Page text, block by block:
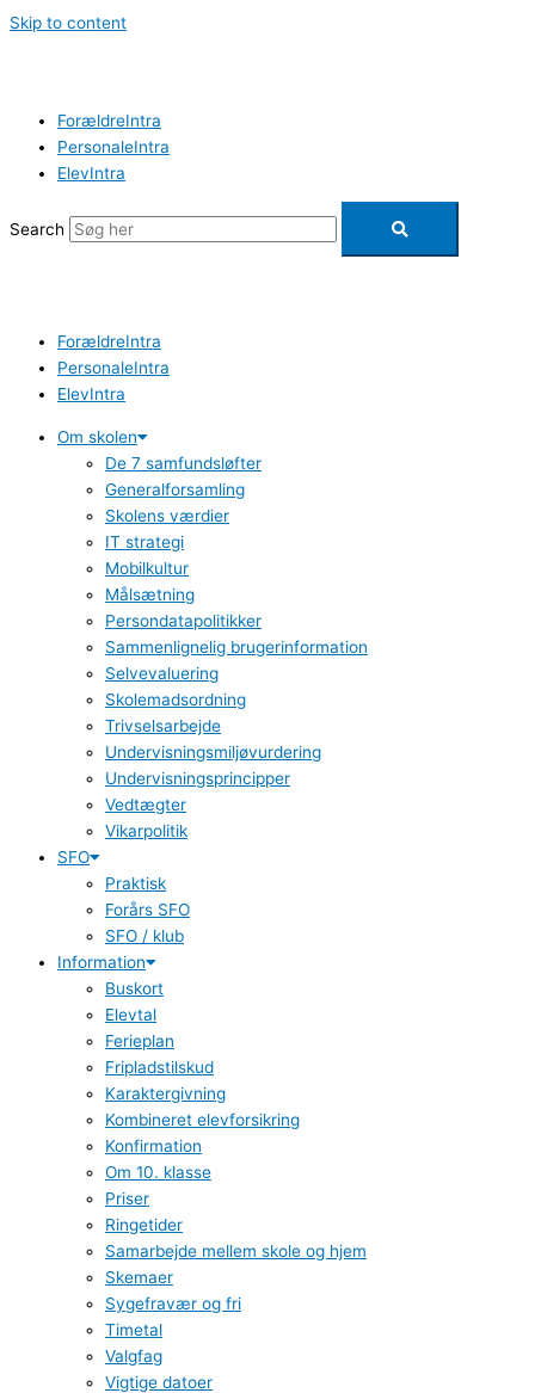
Skip to content
ForældreIntra
PersonaleIntra
ElevIntra
Search
ForældreIntra
PersonaleIntra
ElevIntra
Om skolen
De 7 samfundsløfter
Generalforsamling
Skolens værdier
IT strategi
Mobilkultur
Målsætning
Persondatapolitikker
Sammenlignelig brugerinformation
Selvevaluering
Skolemadsordning
Trivselsarbejde
Undervisningsmiljøvurdering
Undervisningsprincipper
Vedtægter
Vikarpolitik
SFO
Praktisk
Forårs SFO
SFO / klub
Information
Buskort
Elevtal
Ferieplan
Fripladstilskud
Karaktergivning
Kombineret elevforsikring
Konfirmation
Om 10. klasse
Priser
Ringetider
Samarbejde mellem skole og hjem
Skemaer
Sygefravær og fri
Timetal
Valgfag
Vigtige datoer